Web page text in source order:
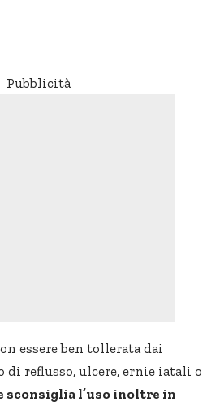
Pubblicità
essere ben tollerata dai
di reflusso, ulcere, ernie iatali o
sconsiglia l’uso inoltre in